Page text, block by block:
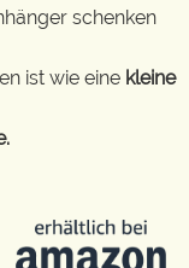
schenken
ist wie eine kleine